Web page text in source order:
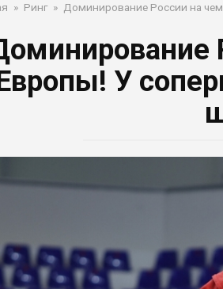
» Ринг » Доминирование России на
У